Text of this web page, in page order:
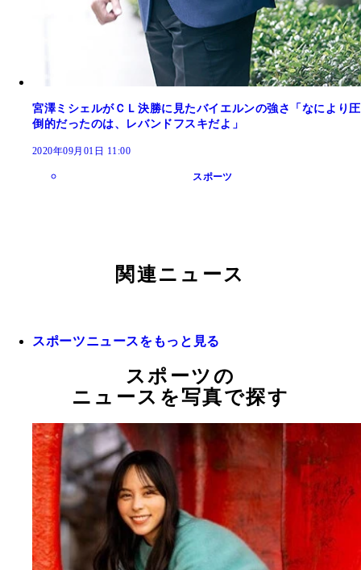
宮澤ミシェルがＣＬ決勝に見たバイエルンの強さ「なにより圧
倒的だったのは、レバンドフスキだよ」
2020年09月01日 11:00
スポーツ
関連ニュース
スポーツニュースをもっと見る
スポーツの
ニュースを写真で探す